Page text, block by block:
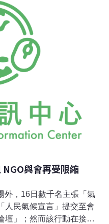
與會再受限縮
外，16日數千名主張「氣
人民氣候宣言」提交至會
壇」；然而該行動在接近